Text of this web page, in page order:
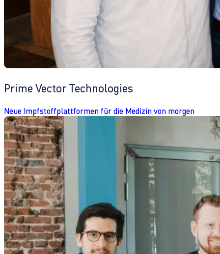
Prime Vector Technologies
Neue Impfstoffplattformen für die Medizin von morgen